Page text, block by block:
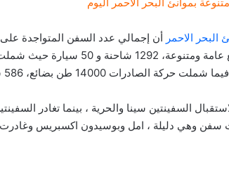
البحر الاحمر
السفينتين سينا والحرية ، بينما تغادر
سفن وهي دليلة ، امل وبوسيدون اكسبريس